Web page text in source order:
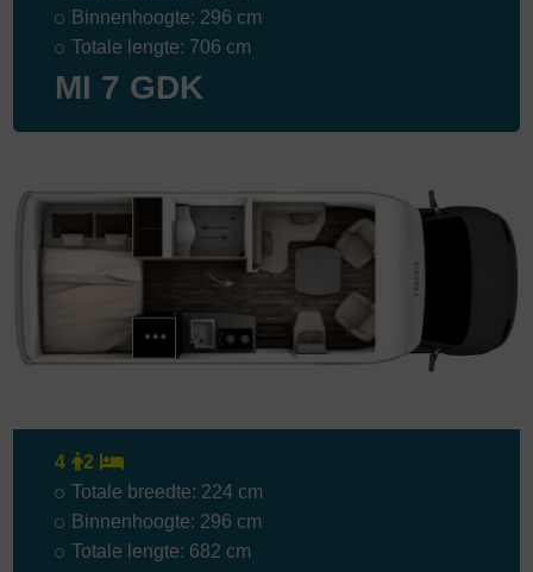
Binnenhoogte: 296 cm
Totale lengte: 706 cm
MI 7 GDK
4
2
Totale breedte: 224 cm
Binnenhoogte: 296 cm
Totale lengte: 682 cm